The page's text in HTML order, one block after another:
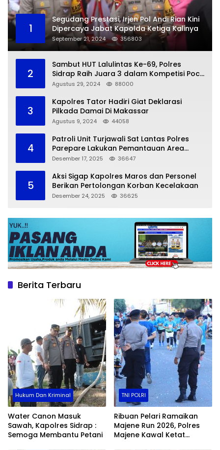
1
Segudang Prestasi, Irjen Pol Andi Rian Kini
Dipercaya Jabat Kapolda Ketiga Kalinya
September 21, 2024 356803
2
Sambut HUT Lalulintas Ke-69, Polres
Sidrap Raih Juara 3 dalam Kompetisi Pocil
Zona 5
Agustus 29, 2024 88000
3
Kapolres Tator Hadiri Giat Deklarasi
Pilkada Damai Di Makassar
Agustus 9, 2024 44058
4
Patroli Unit Turjawali Sat Lantas Polres
Parepare Lakukan Pemantauan Area
Larangan Parkir
Desember 17, 2025 36647
5
Aksi Sigap Kapolres Maros dan Personel
Berikan Pertolongan Korban Kecelakaan
Desember 24, 2025 36625
Berita Terbaru
Hukum Dan Kriminal
Water Canon Masuk
Sawah, Kapolres Sidrap :
Semoga Membantu Petani
TNI POLRI
Ribuan Pelari Ramaikan
Majene Run 2026, Polres
Majene Kawal Ketat